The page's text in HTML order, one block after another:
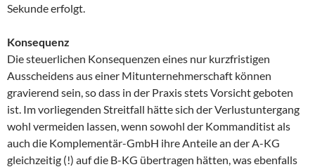
Sekunde erfolgt.
Konsequenz
Die steuerlichen Konsequenzen eines nur kurzfristigen
Ausscheidens aus einer Mitunternehmerschaft können
gravierend sein, so dass in der Praxis stets Vorsicht geboten
ist. Im vorliegenden Streitfall hätte sich der Verlustuntergang
wohl vermeiden lassen, wenn sowohl der Kommanditist als
auch die Komplementär-GmbH ihre Anteile an der A-KG
gleichzeitig (!) auf die B-KG übertragen hätten, was ebenfalls